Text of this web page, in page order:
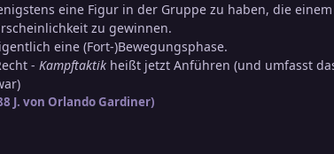
eine Figur in der Gruppe zu haben, die
zu gewinnen.
eine (Fort-)Bewegungsphase.
- Kampftaktik heißt jetzt Anführen (und umfasst
8 J. von Orlando Gardiner)